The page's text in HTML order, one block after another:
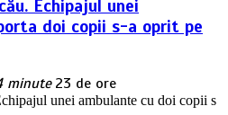
Echipajul unei
doi copii s-a oprit pe
minute 23 de ore